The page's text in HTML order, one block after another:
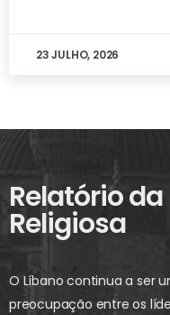
23 JULHO, 2026
Relatório
Religiosa
O Líbano continua a ser
preocupação entre os